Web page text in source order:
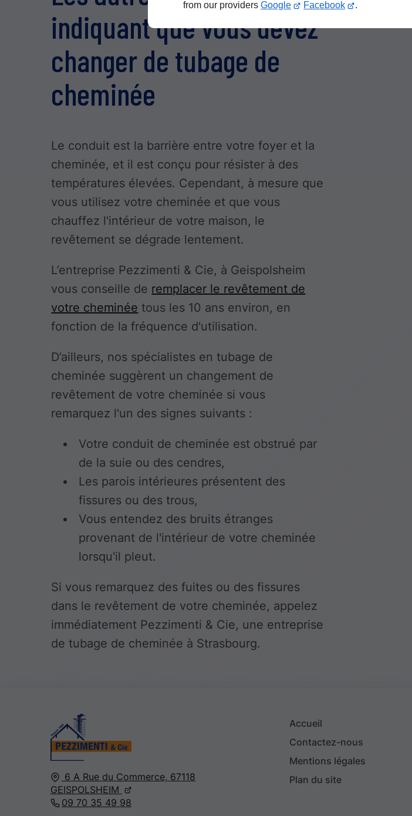
from our providers Google Facebook .
indiquant que vous devez
changer de tubage de
cheminée
Le conduit est la barrière entre votre foyer et la
cheminée, et il est conçu pour résister à des
températures élevées. Cependant, à mesure que
vous utilisez votre cheminée et que vous
chauffez l'intérieur de votre maison, le
revêtement se dégrade lentement.
L’entreprise Pezzimenti & Cie, à Geispolsheim
vous conseille de remplacer le revêtement de
votre cheminée tous les 10 ans environ, en
fonction de la fréquence d'utilisation.
D’ailleurs, nos spécialistes en tubage de
cheminée suggèrent un changement de
revêtement de votre cheminée si vous
remarquez l'un des signes suivants :
Votre conduit de cheminée est obstrué par
de la suie ou des cendres,
Les parois intérieures présentent des
fissures ou des trous,
Vous entendez des bruits étranges
provenant de l'intérieur de votre cheminée
lorsqu'il pleut.
Si vous remarquez des fuites ou des fissures
dans le revêtement de votre cheminée, appelez
immédiatement Pezzimenti & Cie, une entreprise
de tubage de cheminée à Strasbourg.
6 A Rue du Commerce, 67118
GEISPOLSHEIM
09 70 35 49 98
Accueil
Contactez-nous
Mentions légales
Plan du site